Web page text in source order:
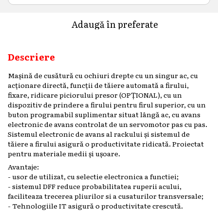
Adaugă în preferate
Descriere
Mașină de cusătură cu ochiuri drepte cu un singur ac, cu
acționare directă, funcții de tăiere automată a firului,
fixare, ridicare piciorului presor (OPȚIONAL), cu un
dispozitiv de prindere a firului pentru firul superior, cu un
buton programabil suplimentar situat lângă ac, cu avans
electronic de avans controlat de un servomotor pas cu pas.
Sistemul electronic de avans al rackului și sistemul de
tăiere a firului asigură o productivitate ridicată. Proiectat
pentru materiale medii și ușoare.
Avantaje:
- usor de utilizat, cu selectie electronica a functiei;
- sistemul DFF reduce probabilitatea ruperii acului,
faciliteaza trecerea pliurilor si a cusaturilor transversale;
- Tehnologiile IT asigură o productivitate crescută.